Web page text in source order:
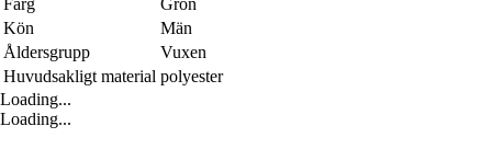
Kön
Män
Åldersgrupp
Vuxen
Huvudsakligt material polyester
Loading...
Loading...